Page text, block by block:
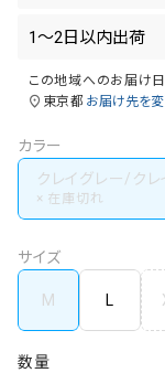
この地域へのお届け
東京都 お届け先を
カラー
クレイグレー/クレ
サイズ
M L